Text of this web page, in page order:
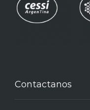
Contactanos